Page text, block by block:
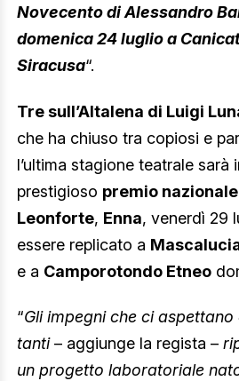
Novecento di Alessandro
domenica 24 luglio a
Siracusa“.
Tre sull’Altalena di Luigi
che ha chiuso tra copiosi e
l’ultima stagione teatrale sarà
prestigioso premio
Leonforte, Enna, venerdì 29
essere replicato a
e a Camporotondo Etneo
“Gli impegni che ci aspettano
tanti– aggiunge la regista –
un progetto laboratoriale